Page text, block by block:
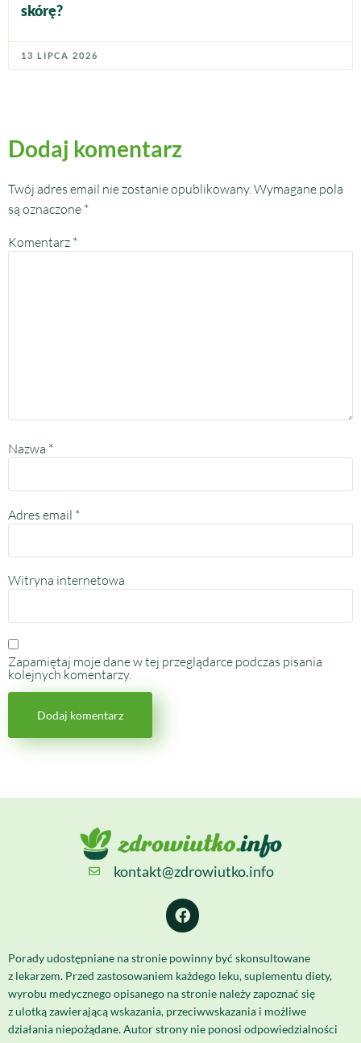
skórę?
13 LIPCA 2026
Dodaj komentarz
Twój adres email nie zostanie opublikowany. Wymagane pola
są oznaczone *
Komentarz *
Nazwa *
Adres email *
Witryna internetowa
Zapamiętaj moje dane w tej przeglądarce podczas pisania
kolejnych komentarzy.
kontakt@zdrowiutko.info
Porady udostępniane na stronie powinny być skonsultowane
z lekarzem. Przed zastosowaniem każdego leku, suplementu diety,
wyrobu medycznego opisanego na stronie należy zapoznać się
z ulotką zawierającą wskazania, przeciwwskazania i możliwe
działania niepożądane. Autor strony nie ponosi odpowiedzialności